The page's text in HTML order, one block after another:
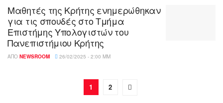
Μαθητές της Κρήτης ενημερώθηκαν
για τις σπουδές στο Τμήμα
Επιστήμης Υπολογιστών του
Πανεπιστήμιου Κρήτης
ΑΠΌ NEWSROOM 26/02/2025 - 2:00 ΜΜ
1 2